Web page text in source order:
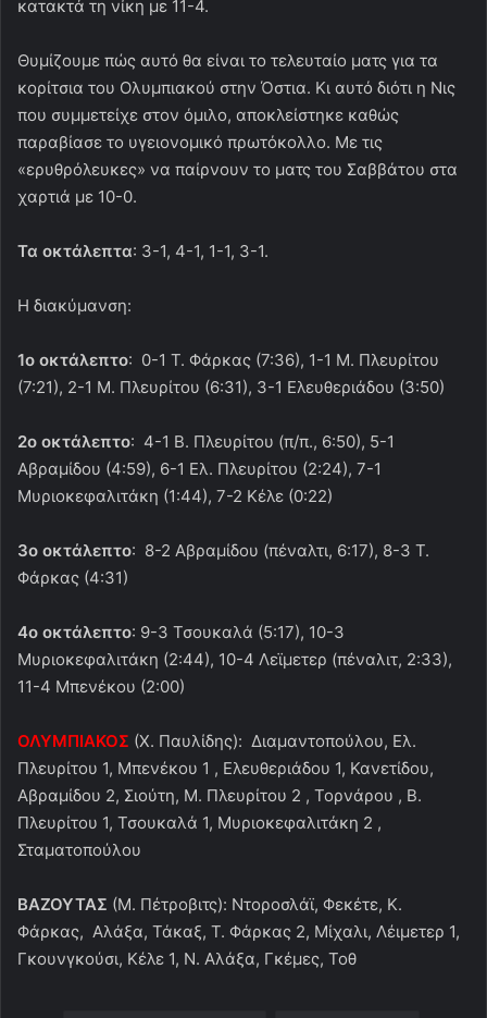
κατακτά τη νίκη με 11-4.
Θυμίζουμε πώς αυτό θα είναι το τελευταίο ματς για τα
κορίτσια του Ολυμπιακού στην Όστια. Κι αυτό διότι η Νις
που συμμετείχε στον όμιλο, αποκλείστηκε καθώς
παραβίασε το υγειονομικό πρωτόκολλο. Με τις
«ερυθρόλευκες» να παίρνουν το ματς του Σαββάτου στα
χαρτιά με 10-0.
Τα οκτάλεπτα: 3-1, 4-1, 1-1, 3-1.
Η διακύμανση:
1ο οκτάλεπτο: 0-1 Τ. Φάρκας (7:36), 1-1 Μ. Πλευρίτου
(7:21), 2-1 Μ. Πλευρίτου (6:31), 3-1 Ελευθεριάδου (3:50)
2ο οκτάλεπτο: 4-1 Β. Πλευρίτου (π/π., 6:50), 5-1
Αβραμίδου (4:59), 6-1 Ελ. Πλευρίτου (2:24), 7-1
Μυριοκεφαλιτάκη (1:44), 7-2 Κέλε (0:22)
3ο οκτάλεπτο: 8-2 Αβραμίδου (πέναλτι, 6:17), 8-3 Τ.
Φάρκας (4:31)
4ο οκτάλεπτο: 9-3 Τσουκαλά (5:17), 10-3
Μυριοκεφαλιτάκη (2:44), 10-4 Λεϊμετερ (πέναλιτ, 2:33),
11-4 Μπενέκου (2:00)
ΟΛΥΜΠΙΑΚΟΣ (Χ. Παυλίδης): Διαμαντοπούλου, Ελ.
Πλευρίτου 1, Μπενέκου 1 , Ελευθεριάδου 1, Κανετίδου,
Αβραμίδου 2, Σιούτη, Μ. Πλευρίτου 2 , Τορνάρου , Β.
Πλευρίτου 1, Τσουκαλά 1, Μυριοκεφαλιτάκη 2 ,
Σταματοπούλου
ΒΑΖΟΥΤΑΣ (Μ. Πέτροβιτς): Ντοροσλάϊ, Φεκέτε, Κ.
Φάρκας, Αλάξα, Τάκαξ, Τ. Φάρκας 2, Μίχαλι, Λέιμετερ 1,
Γκουνγκούσι, Κέλε 1, Ν. Αλάξα, Γκέμες, Τοθ